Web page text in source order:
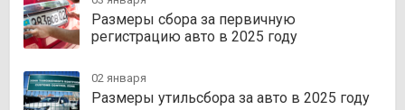
Размеры сбора за первичную
регистрацию авто в 2025 году
02 января
Размеры утильсбора за авто в 2025 году